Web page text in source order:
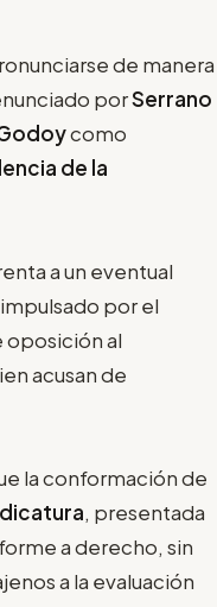
de manera
porSerrano
como
de la
a un eventual
impulsado por el
oposición al
acusan de
la conformación de
, presentada
a derecho, sin
a la evaluación